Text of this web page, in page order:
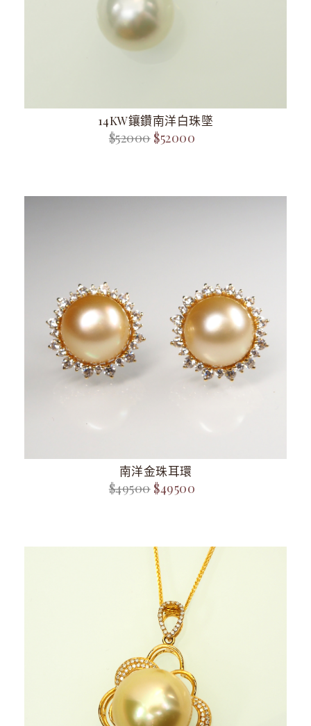
14KW鑲鑽南洋白珠墜
$52000 $52000
南洋金珠耳環
$49500 $49500